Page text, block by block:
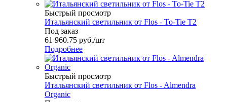
Быстрый просмотр
Итальянский светильник от Flos - To-Tie T2
Под заказ
61 960.75 руб./шт
Подробнее
Быстрый просмотр
Итальянский светильник от Flos - Almendra
Organic